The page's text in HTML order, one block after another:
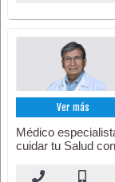
Ver más
Médico
cuidar tu Salud